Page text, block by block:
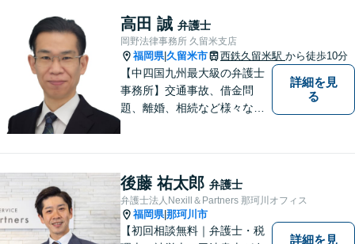
笑顔と元気を取り戻し、新た
な第一歩を踏み出せるよう、
最大限尽力します。
高田 誠 弁護士
岡野法律事務所 久留米支店
福岡県|久留米市 西鉄久留米駅 から徒歩10分
【中四国九州最大級の弁護士
事務所】交通事故、借金問
題、離婚、相続など様々な問
い！
詳細を見
る
後藤 祐太郎 弁護士
弁護士法人Nexill＆Partners 那珂川オフィス
福岡県|那珂川市
【初回相談無料｜弁護士・税
詳細を見